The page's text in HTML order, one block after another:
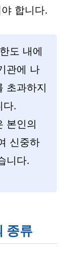
합니다.
도 내에
관에 나
초과하지
다.
본인의
신중하
니다.
종류